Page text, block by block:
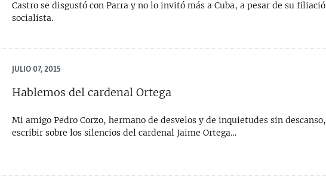
Castro se disgustó con Parra y no lo invitó más a Cuba, a pesar de su
socialista.
JULIO 07, 2015
Hablemos del cardenal Ortega
Mi amigo Pedro Corzo, hermano de desvelos y de inquietudes sin descanso,
escribir sobre los silencios del cardenal Jaime Ortega…